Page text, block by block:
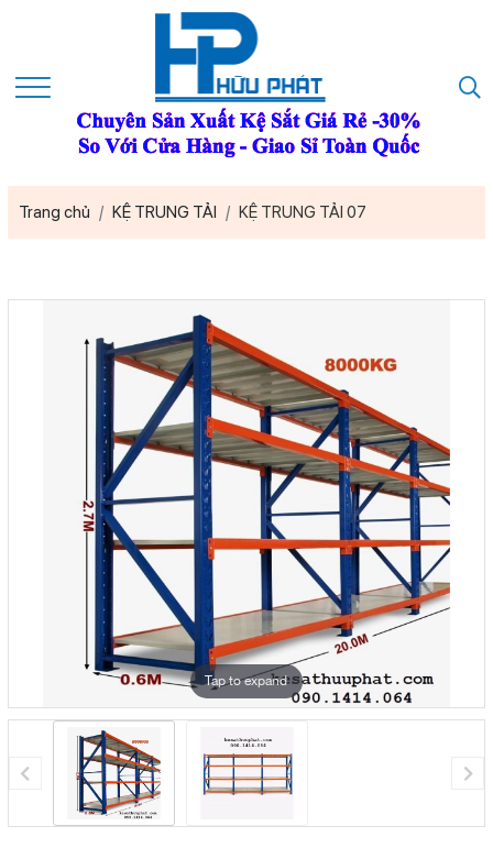
Trang chủ KỆ TRUNG TẢI KỆ TRUNG TẢI 07
Tap to expand